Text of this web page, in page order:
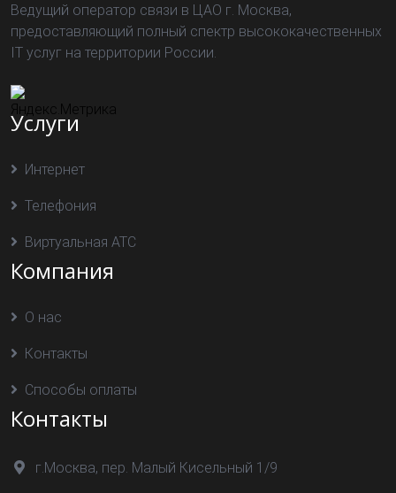
Ведущий оператор связи в ЦАО г. Москва,
предоставляющий полный спектр высококачественных
IT услуг на территории России.
Услуги
Интернет
Телефония
Виртуальная АТС
Компания
О нас
Контакты
Способы оплаты
Контакты
г.Москва, пер. Малый Кисельный 1/9